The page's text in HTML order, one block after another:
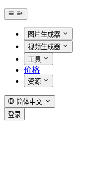
图片生成器
视频生成器
工具
价格
资源
简体中文
登录